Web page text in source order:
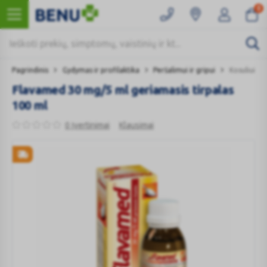
0
Pagrindinis Gydymas ir profilaktika Peršalimui ir gripui Kosuliui
0 Įvertinimai Klausimai
Flavamed 30 mg/5 ml geriamasis tirpalas
100 ml